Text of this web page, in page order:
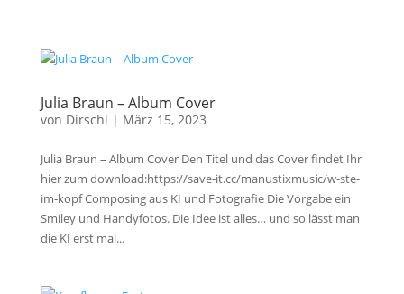
Julia Braun – Album Cover
von Dirschl | März 15, 2023
Julia Braun – Album Cover Den Titel und das Cover findet Ihr
hier zum download:https://save-it.cc/manustixmusic/w-ste-
im-kopf Composing aus KI und Fotografie Die Vorgabe ein
Smiley und Handyfotos. Die Idee ist alles… und so lässt man
die KI erst mal...